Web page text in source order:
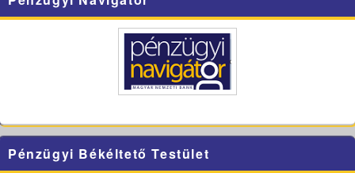
Pénzügyi Békéltető Testület